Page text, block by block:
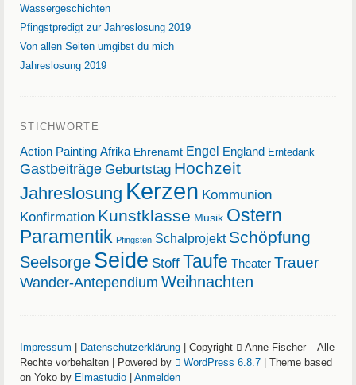
Wassergeschichten
Pfingstpredigt zur Jahreslosung 2019
Von allen Seiten umgibst du mich
Jahreslosung 2019
STICHWORTE
Action Painting Afrika Ehrenamt Engel England Erntedank
Gastbeiträge Geburtstag Hochzeit
Jahreslosung Kerzen Kommunion
Konfirmation Kunstklasse Musik Ostern
Paramentik Pfingsten Schalprojekt Schöpfung
Seelsorge Seide Stoff Taufe Theater Trauer
Wander-Antependium Weihnachten
Impressum Datenschutzerklärung | Copyright
Anne Fischer – Alle
Rechte vorbehalten | Powered by
WordPress 6.8.7 | Theme based
on Yoko by Elmastudio Anmelden